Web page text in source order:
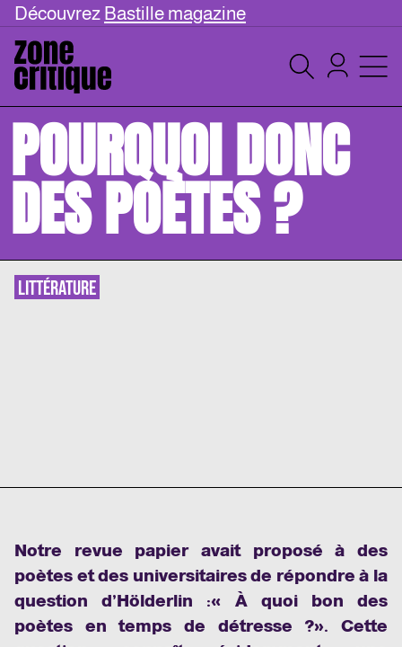
Découvrez Bastille magazine
POURQUOI DONC
DES POÈTES ?
LITTÉRATURE
Notre revue papieravait proposé à des
poètes et des universitaires de répondre à la
question d’Hölderlin :« À quoi bon des
poètes en temps de détresse ?». Cette